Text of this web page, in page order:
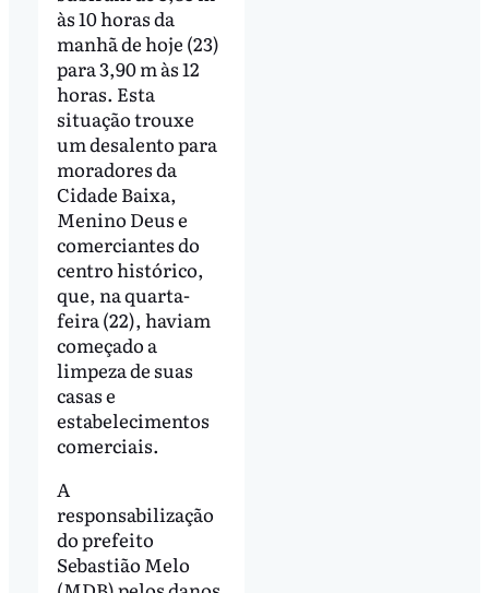
às 10 horas da
manhã de hoje (23)
para 3,90 m às 12
horas. Esta
situação trouxe
um desalento para
moradores da
Cidade Baixa,
Menino Deus e
comerciantes do
centro histórico,
que, na quarta-
feira (22), haviam
começado a
limpeza de suas
casas e
estabelecimentos
comerciais.
A
responsabilização
do prefeito
Sebastião Melo